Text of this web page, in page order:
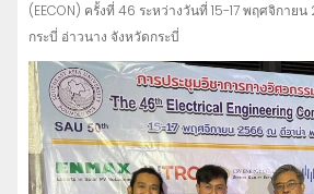
(EECON) ครั้งที่ 46 ระหว่างวันที่ 15-17 พฤศจิกา
กระบี่ อ่าวนาง จังหวัดกระบี่